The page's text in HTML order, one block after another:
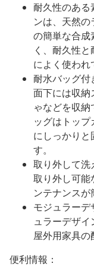
耐久性のある
ンは、天然
の簡単な合成
く、耐久性
によく使われ
耐水バッグ付
面下には収納
ゃなどを収
ッグはトッ
にしっかりと
す。
取り外して洗
取り外し可能
ンテナンスが
モジュラー
ュラーデザイ
屋外用家具の
便利情報：